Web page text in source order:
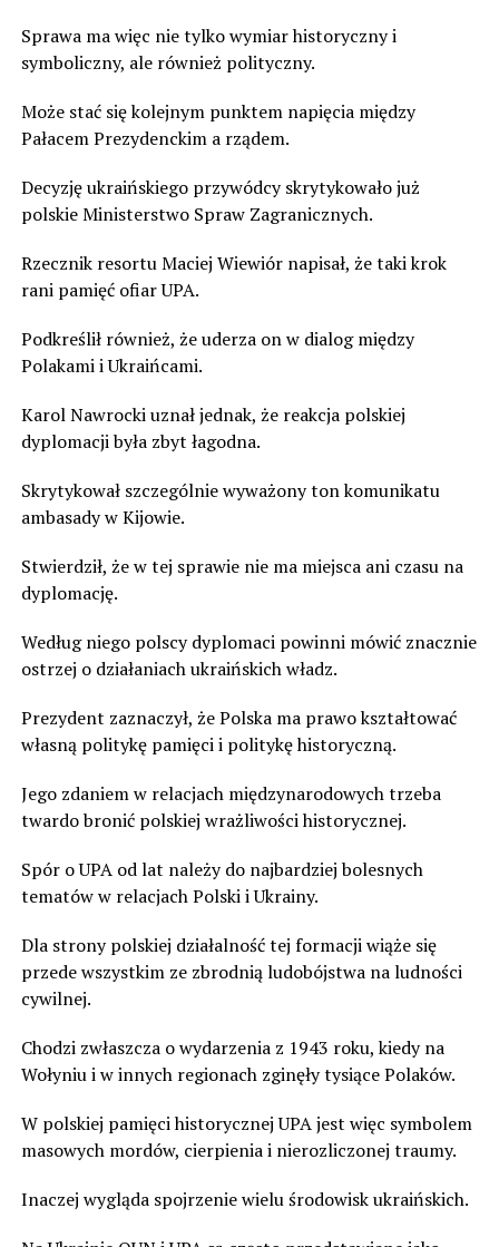
Sprawa ma więc nie tylko wymiar historyczny i
symboliczny, ale również polityczny.
Może stać się kolejnym punktem napięcia między
Pałacem Prezydenckim a rządem.
Decyzję ukraińskiego przywódcy skrytykowało już
polskie Ministerstwo Spraw Zagranicznych.
Rzecznik resortu Maciej Wiewiór napisał, że taki krok
rani pamięć ofiar UPA.
Podkreślił również, że uderza on w dialog między
Polakami i Ukraińcami.
Karol Nawrocki uznał jednak, że reakcja polskiej
dyplomacji była zbyt łagodna.
Skrytykował szczególnie wyważony ton komunikatu
ambasady w Kijowie.
Stwierdził, że w tej sprawie nie ma miejsca ani czasu na
dyplomację.
Według niego polscy dyplomaci powinni mówić znacznie
ostrzej o działaniach ukraińskich władz.
Prezydent zaznaczył, że Polska ma prawo kształtować
własną politykę pamięci i politykę historyczną.
Jego zdaniem w relacjach międzynarodowych trzeba
twardo bronić polskiej wrażliwości historycznej.
Spór o UPA od lat należy do najbardziej bolesnych
tematów w relacjach Polski i Ukrainy.
Dla strony polskiej działalność tej formacji wiąże się
przede wszystkim ze zbrodnią ludobójstwa na ludności
cywilnej.
Chodzi zwłaszcza o wydarzenia z 1943 roku, kiedy na
Wołyniu i w innych regionach zginęły tysiące Polaków.
W polskiej pamięci historycznej UPA jest więc symbolem
masowych mordów, cierpienia i nierozliczonej traumy.
Inaczej wygląda spojrzenie wielu środowisk ukraińskich.